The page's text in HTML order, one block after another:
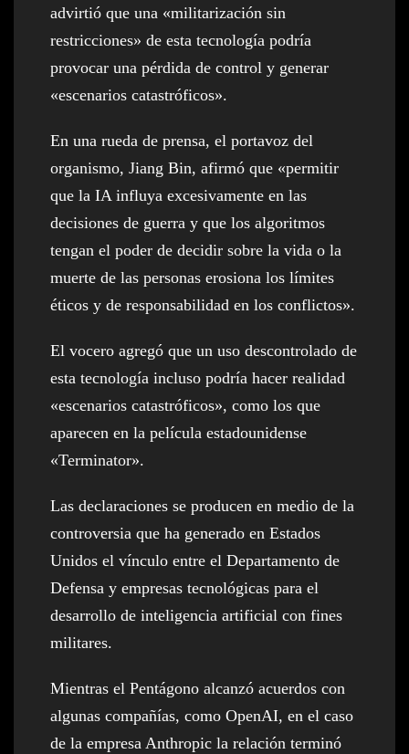
advirtió que una «militarización sin
restricciones» de esta tecnología podría
provocar una pérdida de control y generar
«escenarios catastróficos».
En una rueda de prensa, el portavoz del
organismo, Jiang Bin, afirmó que «permitir
que la IA influya excesivamente en las
decisiones de guerra y que los algoritmos
tengan el poder de decidir sobre la vida o la
muerte de las personas erosiona los límites
éticos y de responsabilidad en los conflictos».
El vocero agregó que un uso descontrolado de
esta tecnología incluso podría hacer realidad
«escenarios catastróficos», como los que
aparecen en la película estadounidense
«Terminator».
Las declaraciones se producen en medio de la
controversia que ha generado en Estados
Unidos el vínculo entre el Departamento de
Defensa y empresas tecnológicas para el
desarrollo de inteligencia artificial con fines
militares.
Mientras el Pentágono alcanzó acuerdos con
algunas compañías, como OpenAI, en el caso
de la empresa Anthropic la relación terminó